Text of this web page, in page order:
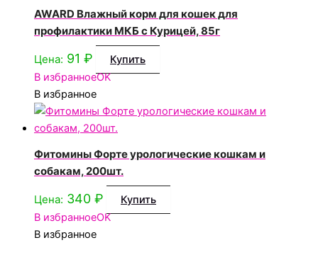
AWARD Влажный корм для кошек для
профилактики МКБ с Курицей, 85г
Цена: 91 ₽
Купить
В избранноеOK
В избранное
Фитомины Форте урологические кошкам и
собакам, 200шт.
Цена: 340 ₽
Купить
В избранноеOK
В избранное